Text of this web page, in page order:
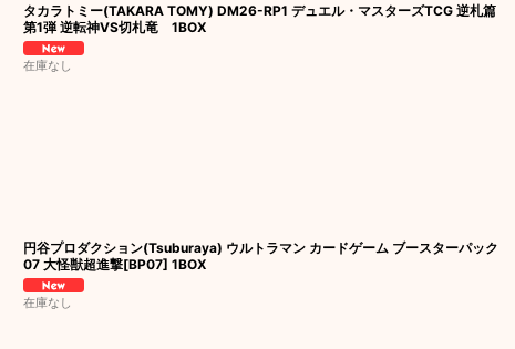
タカラトミー(TAKARA TOMY) DM26-RP1 デュエル・マスターズTCG 逆札篇
第1弾 逆転神VS切札竜 1BOX
在庫なし
円谷プロダクション(Tsuburaya) ウルトラマン カードゲーム ブースターパック
07 大怪獣超進撃[BP07] 1BOX
在庫なし